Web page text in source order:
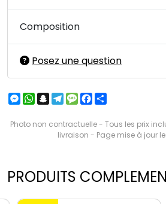
Composition
Posez une question
Messenger
WhatsApp
Snapchat
Telegram
MessageFacebook
Photo non contractuelle - Tous les prix
livraison - Page mise à jour
PRODUITS